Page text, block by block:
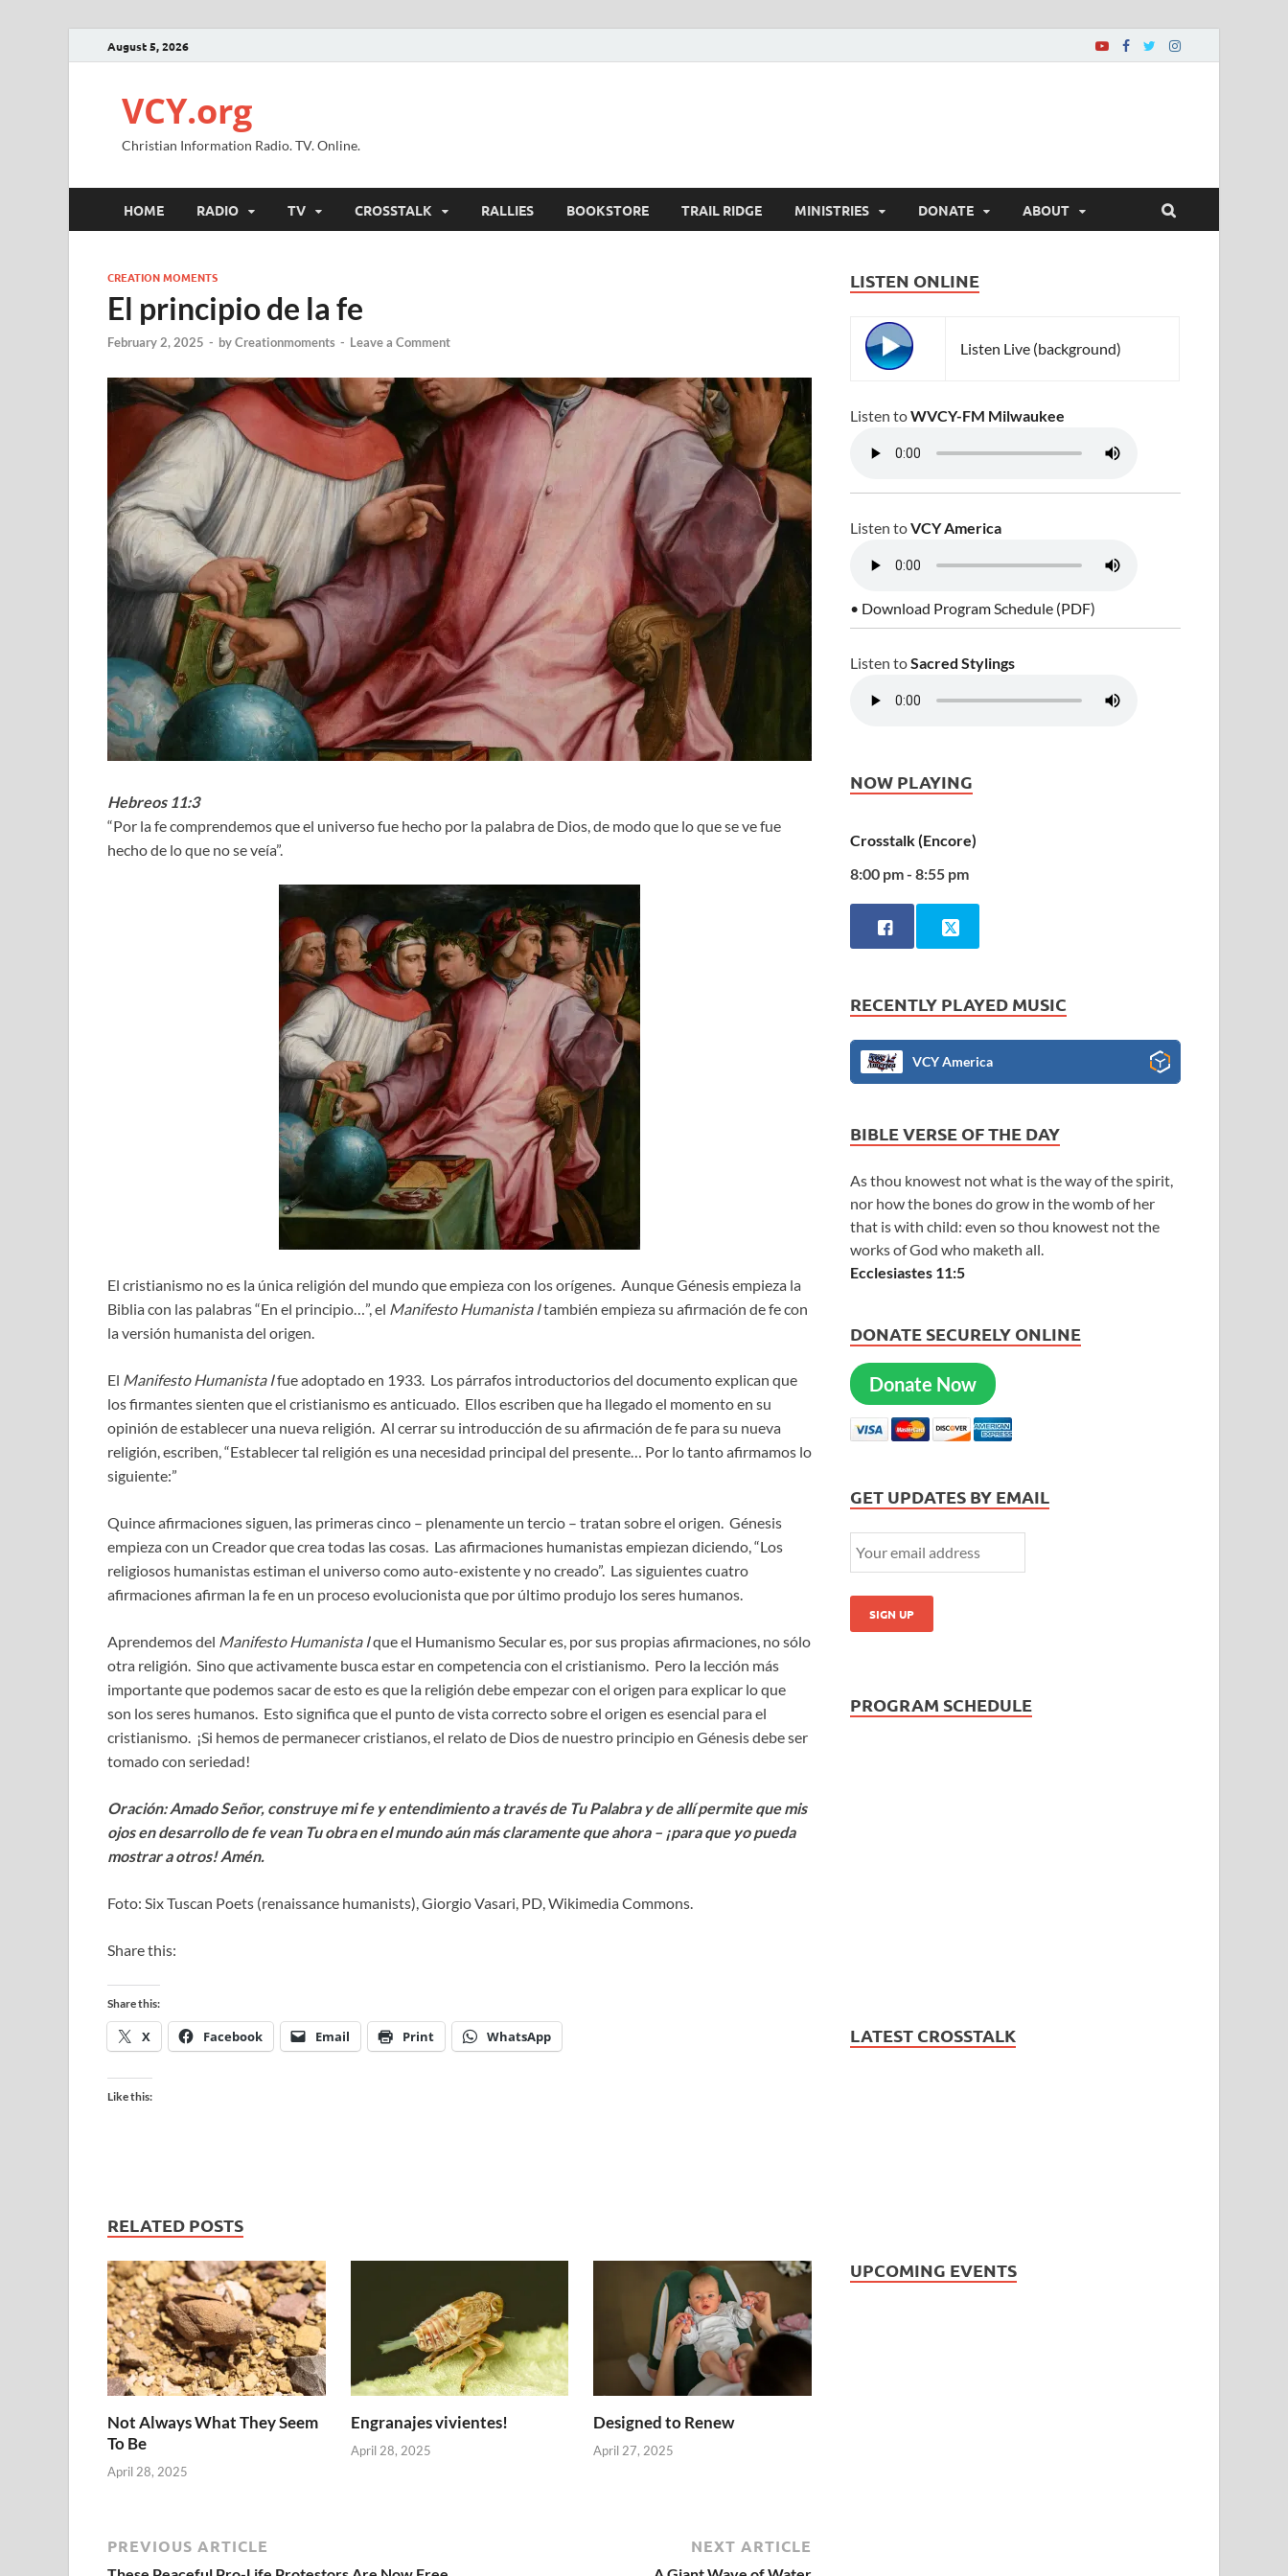
August 5, 2026
VCY.org
Christian Information Radio. TV. Online.
HOME RADIO TV CROSSTALK RALLIES BOOKSTORE TRAIL RIDGE MINISTRIES DONATE ABOUT
CREATION MOMENTS
El principio de la fe
February 2, 2025 - byCreationmoments - Leave a Comment
Hebreos 11:3
“Por la fe comprendemos que el universo fue hecho por la palabra de Dios, de modo que lo que se ve fue
hecho de lo que no se veía”.
El cristianismo no es la única religión del mundo que empieza con los orígenes. Aunque Génesis empieza la
Biblia con las palabras “En el principio…”, el Manifesto Humanista Itambién empieza su afirmación de fe con
la versión humanista del origen.
El Manifesto Humanista Ifue adoptado en 1933. Los párrafos introductorios del documento explican que
los firmantes sienten que el cristianismo es anticuado. Ellos escriben que ha llegado el momento en su
opinión de establecer una nueva religión. Al cerrar su introducción de su afirmación de fe para su nueva
religión, escriben, “Establecer tal religión es una necesidad principal del presente… Por lo tanto afirmamos lo
siguiente:”
Quince afirmaciones siguen, las primeras cinco – plenamente un tercio – tratan sobre el origen. Génesis
empieza con un Creador que crea todas las cosas. Las afirmaciones humanistas empiezan diciendo, “Los
religiosos humanistas estiman el universo como auto-existente y no creado”. Las siguientes cuatro
afirmaciones afirman la fe en un proceso evolucionista que por último produjo los seres humanos.
Aprendemos del Manifesto Humanista Ique el Humanismo Secular es, por sus propias afirmaciones, no sólo
otra religión. Sino que activamente busca estar en competencia con el cristianismo. Pero la lección más
importante que podemos sacar de esto es que la religión debe empezar con el origen para explicar lo que
son los seres humanos. Esto significa que el punto de vista correcto sobre el origen es esencial para el
cristianismo. ¡Si hemos de permanecer cristianos, el relato de Dios de nuestro principio en Génesis debe ser
tomado con seriedad!
Oración: Amado Señor, construye mi fe y entendimiento a través de Tu Palabra y de allí permite que mis
ojos en desarrollo de fe vean Tu obra en el mundo aún más claramente que ahora – ¡para que yo pueda
mostrar a otros! Amén.
Foto: Six Tuscan Poets (renaissance humanists), Giorgio Vasari, PD, Wikimedia Commons.
Share this:
Share this:
X Facebook Email Print WhatsApp
Like this:
RELATED POSTS
Not Always What They Seem
To Be
April 28, 2025
Engranajes vivientes!
April 28, 2025
Designed to Renew
April 27, 2025
PREVIOUS ARTICLE NEXT ARTICLE
LISTEN ONLINE
Listen Live (background)
Listen toWVCY-FM Milwaukee
Listen toVCY America
• Download Program Schedule (PDF)
Listen toSacred Stylings
NOW PLAYING
Crosstalk (Encore)
8:00 pm - 8:55 pm
RECENTLY PLAYED MUSIC
VCY America
BIBLE VERSE OF THE DAY
As thou knowest not what is the way of the spirit,
nor how the bones do grow in the womb of her
that is with child: even so thou knowest not the
works of God who maketh all.
Ecclesiastes 11:5
DONATE SECURELY ONLINE
Donate Now
GET UPDATES BY EMAIL
PROGRAM SCHEDULE
LATEST CROSSTALK
UPCOMING EVENTS